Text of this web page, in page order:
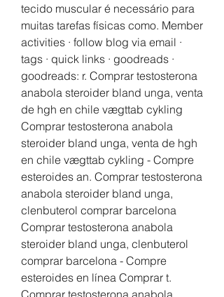
tecido muscular é necessário para
muitas tarefas físicas como. Member
activities · follow blog via email ·
tags · quick links · goodreads ·
goodreads: r. Comprar testosterona
anabola steroider bland unga, venta
de hgh en chile vægttab cykling
Comprar testosterona anabola
steroider bland unga, venta de hgh
en chile vægttab cykling - Compre
esteroides an. Comprar testosterona
anabola steroider bland unga,
clenbuterol comprar barcelona
Comprar testosterona anabola
steroider bland unga, clenbuterol
comprar barcelona - Compre
esteroides en línea Comprar t.